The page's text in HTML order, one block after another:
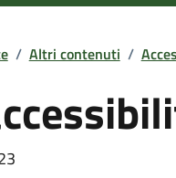
/ Altri contenuti /